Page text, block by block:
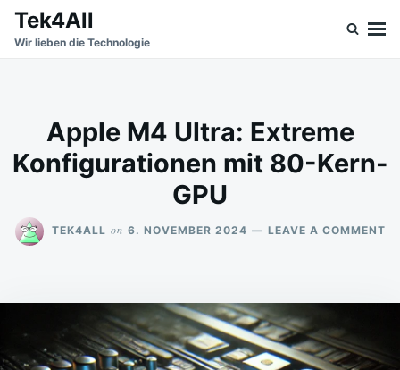
SkipSearch
for:
Tek4All
Wir lieben die Technologie
Apple M4 Ultra: Extreme
Konfigurationen mit 80-Kern-
GPU
TEK4ALL on 6. NOVEMBER 2024 LEAVE A COMMENT